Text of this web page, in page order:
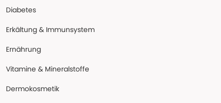
Diabetes
Erkältung & Immunsystem
Ernährung
Vitamine & Mineralstoffe
Dermokosmetik